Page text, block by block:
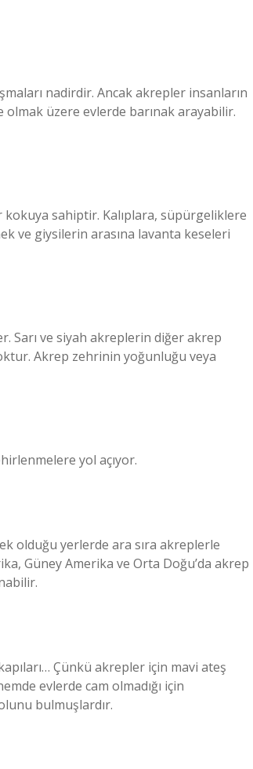
nadirdir. Ancak akrepler insanların
olmak üzere evlerde barınak arayabilir.
sahiptir. Kalıplara, süpürgeliklere
ve giysilerin arasına lavanta keseleri
Sarı ve siyah akreplerin diğer akrep
Akrep zehrinin yoğunluğu veya
yol açıyor.
olduğu yerlerde ara sıra akreplerle
Güney Amerika ve Orta Doğu’da akrep
Çünkü akrepler için mavi ateş
evlerde cam olmadığı için
bulmuşlardır.